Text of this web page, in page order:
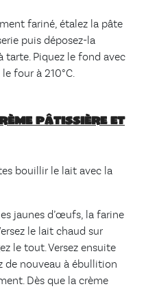
fariné, étalez la pâte
puis déposez-la
tarte. Piquez le fond avec
four à 210°C.
pâtissière et
bouillir le lait avec la
jaunes d’œufs, la farine
le lait chaud sur
le tout. Versez ensuite
de nouveau à ébullition
Dès que la crème